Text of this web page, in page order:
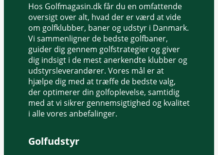
Hos Golfmagasin.dk får du en omfattende
oversigt over alt, hvad der er værd at vide
om golfklubber, baner og udstyr i Danmark.
Vi sammenligner de bedste golfbaner,
guider dig gennem golfstrategier og giver
dig indsigt i de mest anerkendte klubber og
udstyrsleverandører. Vores mål er at
hjælpe dig med at træffe de bedste valg,
der optimerer din golfoplevelse, samtidig
med at vi sikrer gennemsigtighed og kvalitet
i alle vores anbefalinger.
Golfudstyr